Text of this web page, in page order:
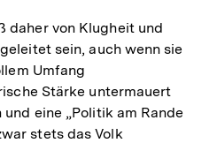
daher von Klugheit und
sein, auch wenn sie
Umfang
Stärke untermauert
eine „Politik am Rande
stets das Volk